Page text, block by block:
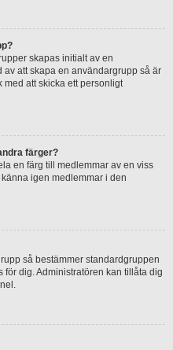
skapas initialt av en
av att skapa en användargrupp så är
med att skicka ett personligt
färger?
en färg till medlemmar av en viss
igen medlemmar i den
så bestämmer standardgruppen
dig. Administratören kan tillåta dig